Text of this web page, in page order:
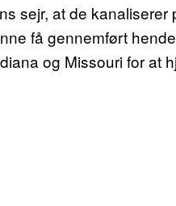
sejr, at de
få gennemført
og Missouri for at